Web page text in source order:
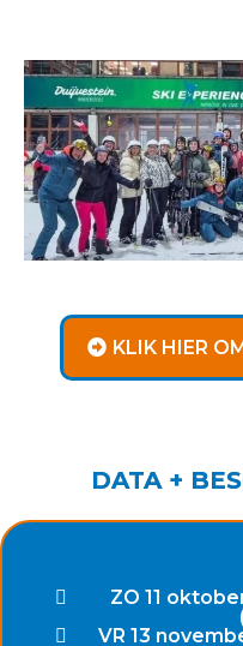
KLIK HIER
DATA +
ZO 11
VR 13